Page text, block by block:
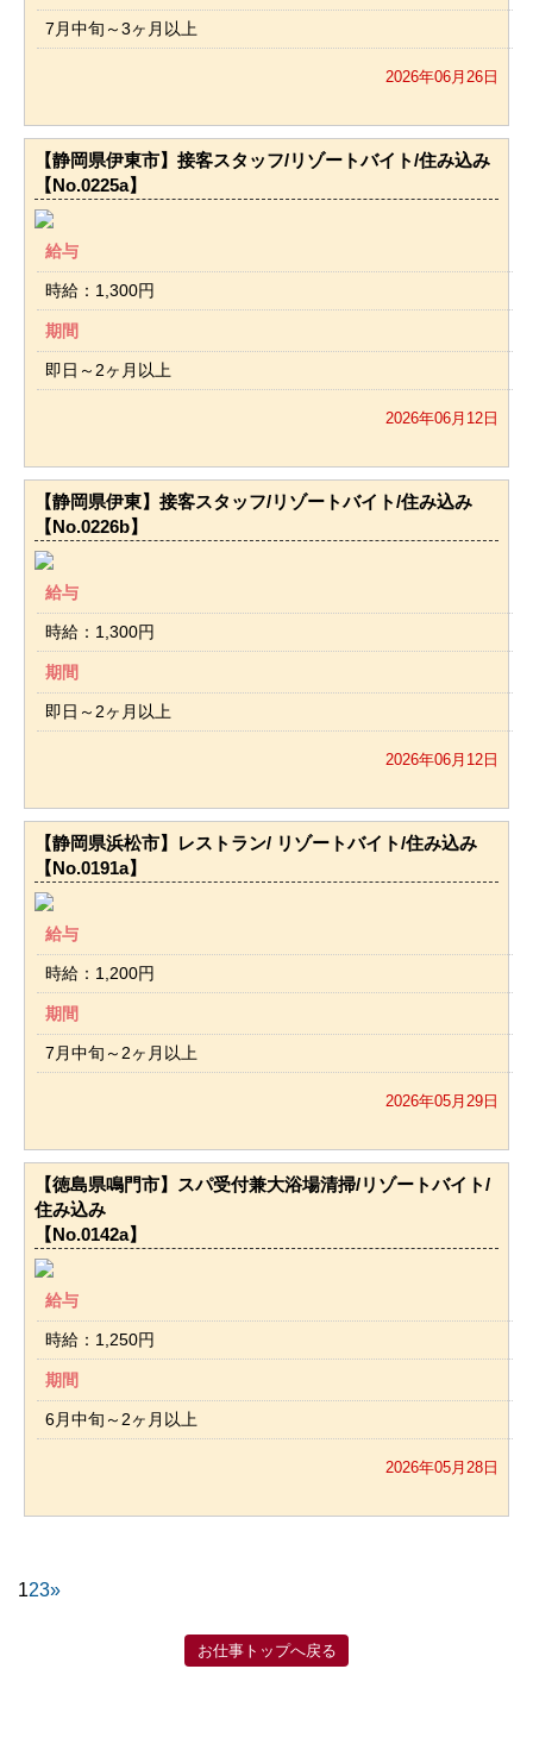
7月中旬～3ヶ月以上
2026年06月26日
【静岡県伊東市】接客スタッフ/リゾートバイト/住み込み
【No.0225a】
給与
時給：1,300円
期間
即日～2ヶ月以上
2026年06月12日
【静岡県伊東】接客スタッフ/リゾートバイト/住み込み
【No.0226b】
給与
時給：1,300円
期間
即日～2ヶ月以上
2026年06月12日
【静岡県浜松市】レストラン/ リゾートバイト/住み込み
【No.0191a】
給与
時給：1,200円
期間
7月中旬～2ヶ月以上
2026年05月29日
【徳島県鳴門市】スパ受付兼大浴場清掃/リゾートバイト/
住み込み
【No.0142a】
給与
時給：1,250円
期間
6月中旬～2ヶ月以上
2026年05月28日
123»
お仕事トップへ戻る